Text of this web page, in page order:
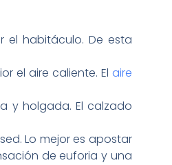
el habitáculo. De esta
el aire caliente. Elaire
y holgada. El calzado
Lo mejor es apostar
de euforia y una